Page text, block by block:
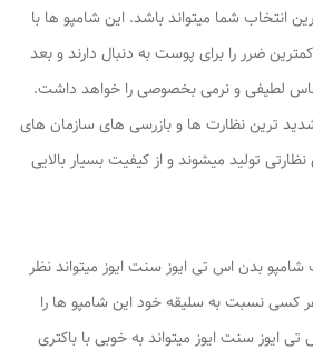
انتخاب شما میتواند باشد. این شامپو ها با
ضرر را برای پوست به دنبال دارند و بعد
لطیفی و نرمی بخصوصی را خواهد داشت.
ترین نظارت ها و بازرسی های سازمان های
تولید میشوند و از کیفیت بسیار بالایی
بدن اس تی ایوز سنت ایوز میتواند نظر
کسی نسبت به سلیقه خود این شامپو ها را
ایوز سنت ایوز میتواند به خوبی با باکتری